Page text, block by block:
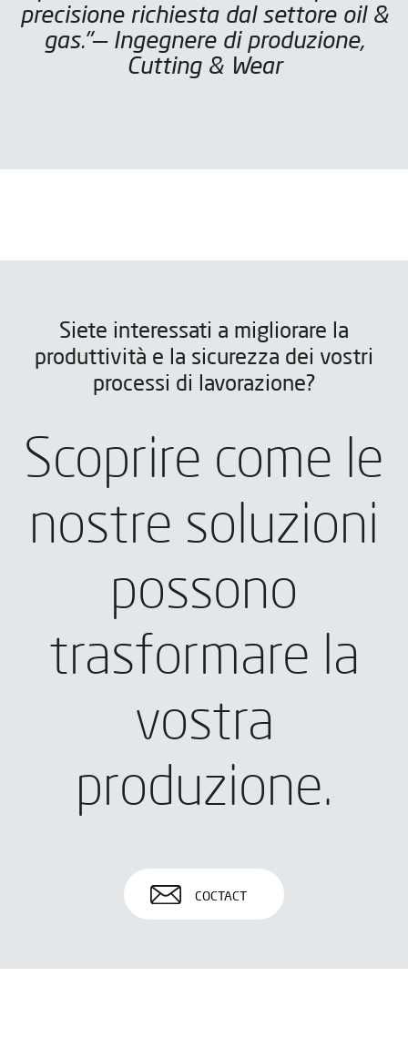
precisione richiesta dal settore oil &
gas."— Ingegnere di produzione,
Cutting & Wear
Siete interessati a migliorare la
produttività e la sicurezza dei vostri
processi di lavorazione?
Scoprire come le
nostre soluzioni
possono
trasformare la
vostra
produzione.
COCTACT